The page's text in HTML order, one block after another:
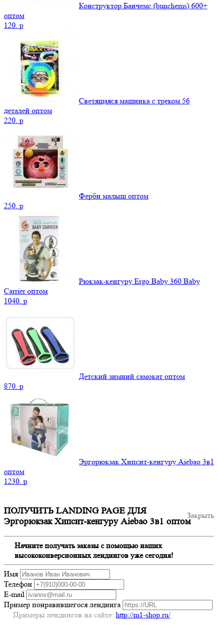
Конструктор Банчемс (bunchems) 600+
оптом
120. p
Светящаяся машинка с треком 56
деталей оптом
220. p
Ферби малыш оптом
250. p
Рюкзак-кенгуру Ergo Baby 360 Baby
Carrier оптом
1040. p
Детский зимний самокат оптом
870. p
Эргорюкзак Хипсит-кенгуру Aiebao 3в1
оптом
1230. p
Закрыть
ПОЛУЧИТЬ LANDING PAGE ДЛЯ
Эргорюкзак Хипсит-кенгуру Aiebao 3в1 оптом
Начните получать заказы с помощью наших
высококонверсионных лендингов уже сегодня!
Имя
Телефон
E-mail
Пример понравившегося лендинга
Примеры лендингов на сайте: http://m1-shop.ru/